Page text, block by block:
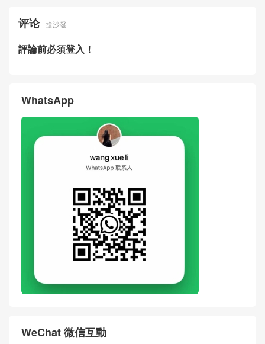
评论 搶沙發
評論前必須登入！
WhatsApp
WeChat 微信互動